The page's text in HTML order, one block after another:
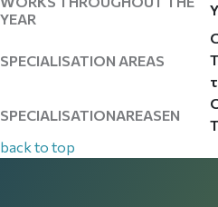
YEAR
SPECIALISATION AREAS
SPECIALISATIONAREASEN
back to top